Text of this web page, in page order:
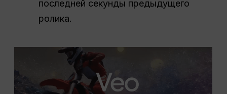
последней секунды предыдущего
ролика.